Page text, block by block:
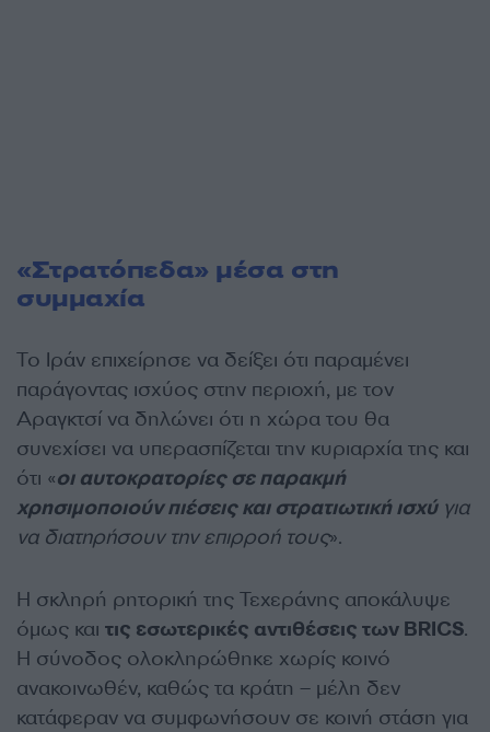
«Στρατόπεδα» μέσα στη
συμμαχία
Το Ιράν επιχείρησε να δείξει ότι παραμένει
παράγοντας ισχύος στην περιοχή, με τον
Αραγκτσί να δηλώνει ότι η χώρα του θα
συνεχίσει να υπερασπίζεται την κυριαρχία της και
ότι «οι αυτοκρατορίες σε παρακμή
χρησιμοποιούν πιέσεις και στρατιωτική ισχύγια
να διατηρήσουν την επιρροή τους».
Η σκληρή ρητορική της Τεχεράνης αποκάλυψε
όμως και τις εσωτερικές αντιθέσεις των BRICS.
Η σύνοδος ολοκληρώθηκε χωρίς κοινό
ανακοινωθέν, καθώς τα κράτη – μέλη δεν
κατάφεραν να συμφωνήσουν σε κοινή στάση για